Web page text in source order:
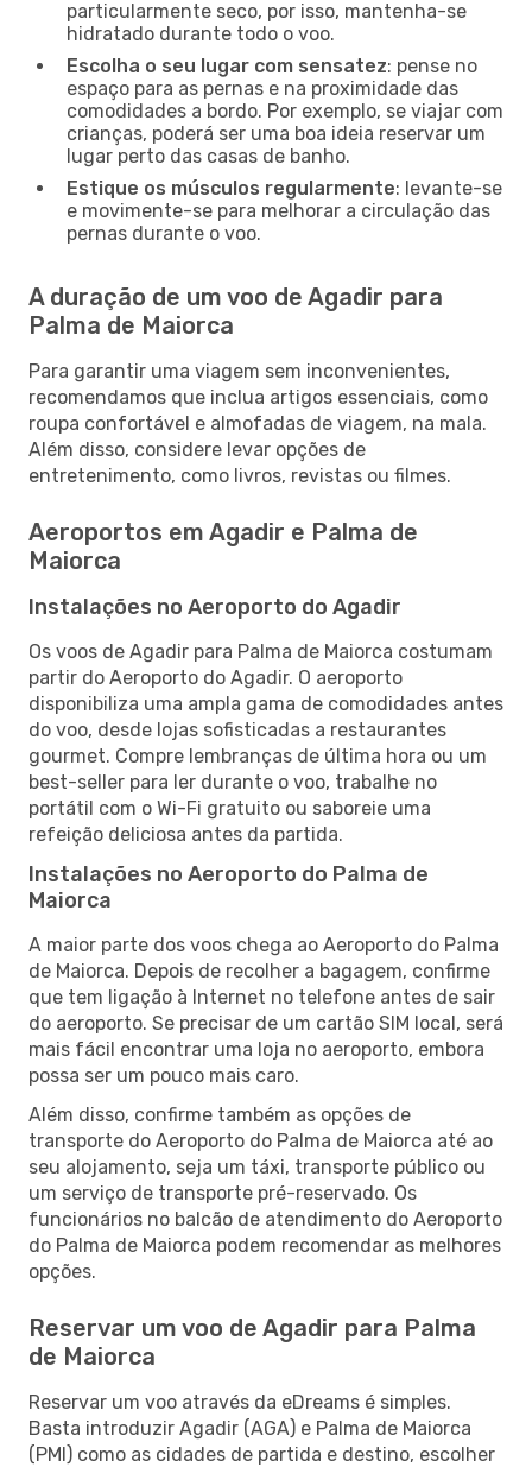
particularmente seco, por isso, mantenha-se
hidratado durante todo o voo.
Escolha o seu lugar com sensatez: pense no
espaço para as pernas e na proximidade das
comodidades a bordo. Por exemplo, se viajar com
crianças, poderá ser uma boa ideia reservar um
lugar perto das casas de banho.
Estique os músculos regularmente: levante-se
e movimente-se para melhorar a circulação das
pernas durante o voo.
A duração de um voo de Agadir para
Palma de Maiorca
Para garantir uma viagem sem inconvenientes,
recomendamos que inclua artigos essenciais, como
roupa confortável e almofadas de viagem, na mala.
Além disso, considere levar opções de
entretenimento, como livros, revistas ou filmes.
Aeroportos em Agadir e Palma de
Maiorca
Instalações no Aeroporto do Agadir
Os voos de Agadir para Palma de Maiorca costumam
partir do Aeroporto do Agadir. O aeroporto
disponibiliza uma ampla gama de comodidades antes
do voo, desde lojas sofisticadas a restaurantes
gourmet. Compre lembranças de última hora ou um
best-seller para ler durante o voo, trabalhe no
portátil com o Wi-Fi gratuito ou saboreie uma
refeição deliciosa antes da partida.
Instalações no Aeroporto do Palma de
Maiorca
A maior parte dos voos chega ao Aeroporto do Palma
de Maiorca. Depois de recolher a bagagem, confirme
que tem ligação à Internet no telefone antes de sair
do aeroporto. Se precisar de um cartão SIM local, será
mais fácil encontrar uma loja no aeroporto, embora
possa ser um pouco mais caro.
Além disso, confirme também as opções de
transporte do Aeroporto do Palma de Maiorca até ao
seu alojamento, seja um táxi, transporte público ou
um serviço de transporte pré-reservado. Os
funcionários no balcão de atendimento do Aeroporto
do Palma de Maiorca podem recomendar as melhores
opções.
Reservar um voo de Agadir para Palma
de Maiorca
Reservar um voo através da eDreams é simples.
Basta introduzir Agadir (AGA) e Palma de Maiorca
(PMI) como as cidades de partida e destino, escolher